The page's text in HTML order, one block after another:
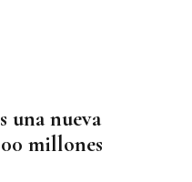
una nueva
millones